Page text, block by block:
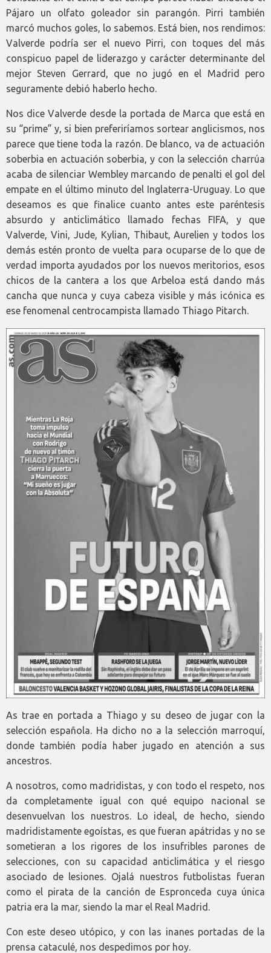
Pájaro un olfato goleador sin parangón. Pirri también
marcó muchos goles, lo sabemos. Está bien, nos rendimos:
Valverde podría ser el nuevo Pirri, con toques del más
conspicuo papel de liderazgo y carácter determinante del
mejor Steven Gerrard, que no jugó en el Madrid pero
seguramente debió haberlo hecho.
Nos dice Valverde desde la portada de Marca que está en
su “prime” y, si bien preferiríamos sortear anglicismos, nos
parece que tiene toda la razón. De blanco, va de actuación
soberbia en actuación soberbia, y con la selección charrúa
acaba de silenciar Wembley marcando de penalti el gol del
empate en el último minuto del Inglaterra-Uruguay. Lo que
deseamos es que finalice cuanto antes este paréntesis
absurdo y anticlimático llamado fechas FIFA, y que
Valverde, Vini, Jude, Kylian, Thibaut, Aurelien y todos los
demás estén pronto de vuelta para ocuparse de lo que de
verdad importa ayudados por los nuevos meritorios, esos
chicos de la cantera a los que Arbeloa está dando más
cancha que nunca y cuya cabeza visible y más icónica es
ese fenomenal centrocampista llamado Thiago Pitarch.
As trae en portada a Thiago y su deseo de jugar con la
selección española. Ha dicho no a la selección marroquí,
donde también podía haber jugado en atención a sus
ancestros.
A nosotros, como madridistas, y con todo el respeto, nos
da completamente igual con qué equipo nacional se
desenvuelvan los nuestros. Lo ideal, de hecho, siendo
madridistamente egoístas, es que fueran apátridas y no se
sometieran a los rigores de los insufribles parones de
selecciones, con su capacidad anticlimática y el riesgo
asociado de lesiones. Ojalá nuestros futbolistas fueran
como el pirata de la canción de Espronceda cuya única
patria era la mar, siendo la mar el Real Madrid.
Con este deseo utópico, y con las inanes portadas de la
prensa cataculé, nos despedimos por hoy.